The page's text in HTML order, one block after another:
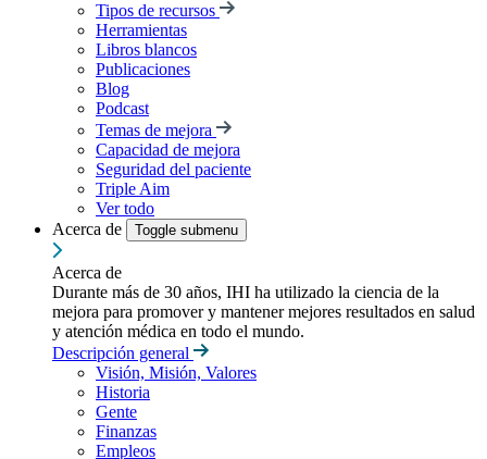
Tipos de recursos
Herramientas
Libros blancos
Publicaciones
Blog
Podcast
Temas de mejora
Capacidad de mejora
Seguridad del paciente
Triple Aim
Ver todo
Acerca de
Toggle submenu
Acerca de
Durante más de 30 años, IHI ha utilizado la ciencia de la
mejora para promover y mantener mejores resultados en salud
y atención médica en todo el mundo.
Descripción general
Visión, Misión, Valores
Historia
Gente
Finanzas
Empleos